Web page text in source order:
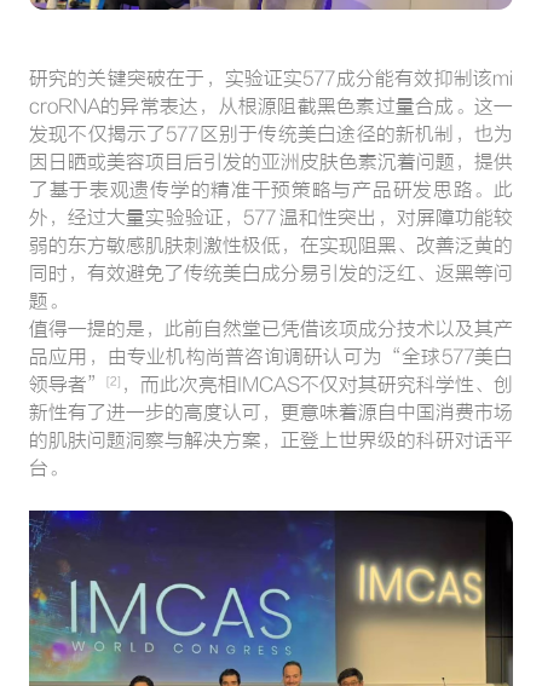
研究的关键突破在于，实验证实577成分能有效抑制该mi
croRNA的异常表达，从根源阻截黑色素过量合成。这一
发现不仅揭示了577区别于传统美白途径的新机制，也为
因日晒或美容项目后引发的亚洲皮肤色素沉着问题，提供
了基于表观遗传学的精准干预策略与产品研发思路。此
外，经过大量实验验证，577 温和性突出，对屏障功能较
弱的东方敏感肌肤刺激性极低，在实现阻黑、改善泛黄的
同时，有效避免了传统美白成分易引发的泛红、返黑等问
题。
值得一提的是，此前自然堂已凭借该项成分技术以及其产
品应用，由专业机构尚普咨询调研认可为“全球577美白
领导者”
[2] ，而此次亮相IMCAS不仅对其研究科学性、创
新性有了进一步的高度认可，更意味着源自中国消费市场
的肌肤问题洞察与解决方案，正登上世界级的科研对话平
台。